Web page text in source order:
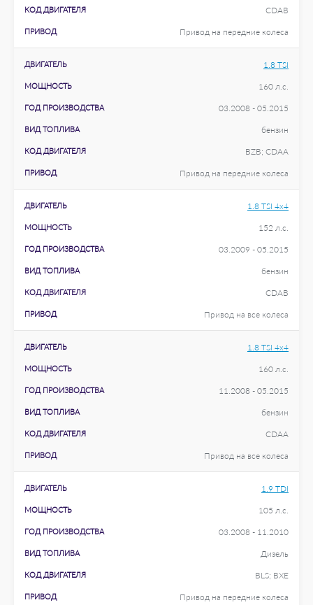
КОД ДВИГАТЕЛЯ CDAB
ПРИВОД Привод на передние колеса
ДВИГАТЕЛЬ 1.8 TSI
МОЩНОСТЬ 160 л.с.
ГОД ПРОИЗВОДСТВА 03.2008 - 05.2015
ВИД ТОПЛИВА бензин
КОД ДВИГАТЕЛЯ BZB; CDAA
ПРИВОД Привод на передние колеса
ДВИГАТЕЛЬ 1.8 TSI 4x4
МОЩНОСТЬ 152 л.с.
ГОД ПРОИЗВОДСТВА 03.2009 - 05.2015
ВИД ТОПЛИВА бензин
КОД ДВИГАТЕЛЯ CDAB
ПРИВОД Привод на все колеса
ДВИГАТЕЛЬ 1.8 TSI 4x4
МОЩНОСТЬ 160 л.с.
ГОД ПРОИЗВОДСТВА 11.2008 - 05.2015
ВИД ТОПЛИВА бензин
КОД ДВИГАТЕЛЯ CDAA
ПРИВОД Привод на все колеса
ДВИГАТЕЛЬ 1.9 TDI
МОЩНОСТЬ 105 л.с.
ГОД ПРОИЗВОДСТВА 03.2008 - 11.2010
ВИД ТОПЛИВА Дизель
КОД ДВИГАТЕЛЯ BLS; BXE
ПРИВОД Привод на передние колеса